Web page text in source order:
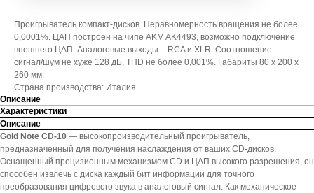
Проигрыватель компакт-дисков. Неравномерность вращения не более
0,0001%. ЦАП построен на чипе AKM AK4493, возможно подключение
внешнего ЦАП. Аналоговые выходы – RCA и XLR. Соотношение
сигнал/шум не хуже 128 дБ, THD не более 0,001%. Габариты 80 x 200 x
260 мм.
Страна производства: Италия
Описание
Характеристики
Описание
Gold Note CD-10 — высокопроизводительный проигрыватель,
предназначенный для получения наслаждения от ваших CD-дисков.
Оснащенный прецизионным механизмом CD и ЦАП высокого разрешения, он
способен извлечь с диска каждый бит информации для точного
преобразования цифрового звука в аналоговый сигнал. Как механическое